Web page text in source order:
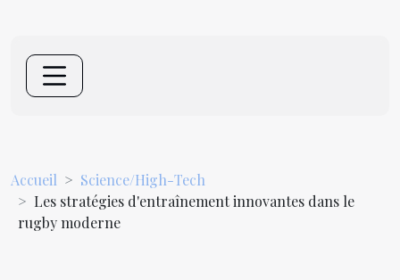
Accueil
Science/High-Tech
Les stratégies d'entraînement innovantes dans le
rugby moderne